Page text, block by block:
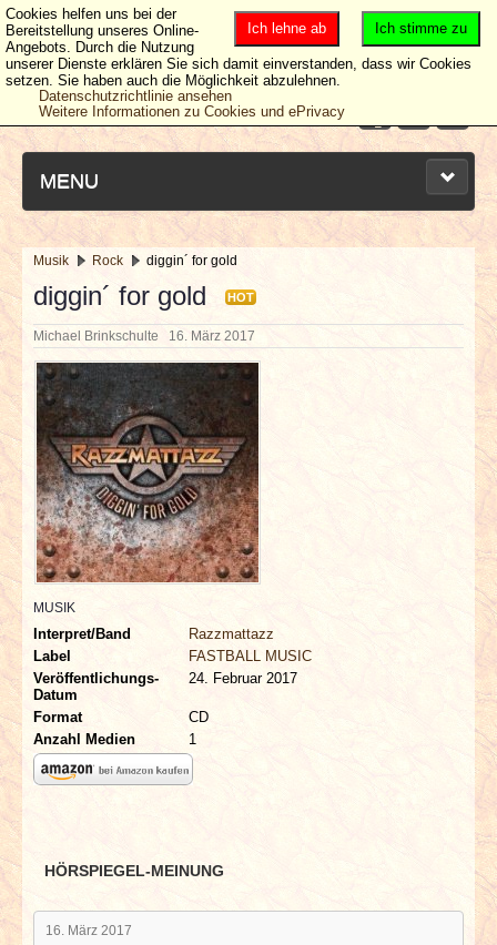
MENU
NEUESTE ARTIKEL
NEWS & DATES
BERICHTE
VERLOSUNGEN
INTERVIEWS
SPECIALS
REDAKTION
LINKS
ARCHIV
Musik Rock diggin´ for gold
diggin´ for gold HOT
Michael Brinkschulte 16. März 2017
MUSIK
Interpret/Band
Razzmattazz
Label
FASTBALL MUSIC
Veröffentlichungs-
Datum
24. Februar 2017
Format
CD
Anzahl Medien
1
HÖRSPIEGEL-MEINUNG
16. März 2017
Ich stimme zu
Ich lehne ab
Cookies helfen uns bei der
Bereitstellung unseres Online-
Angebots. Durch die Nutzung
unserer Dienste erklären Sie sich damit einverstanden, dass wir Cookies
setzen. Sie haben auch die Möglichkeit abzulehnen.
Datenschutzrichtlinie ansehen
Weitere Informationen zu Cookies und ePrivacy